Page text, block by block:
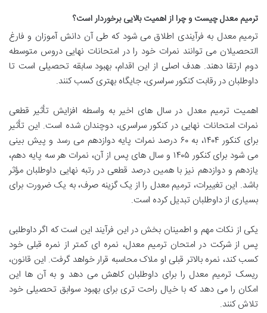
ترمیم معدل چیست و چرا از اهمیت بالایی برخوردار است؟
ترمیم معدل به فرآیندی اطلاق می شود که طی آن دانش آموزان و فارغ
التحصیلان می توانند نمرات خود را در امتحانات نهایی دروس متوسطه
دوم ارتقا دهند. هدف اصلی از این اقدام، بهبود سابقه تحصیلی است تا
داوطلبان در رقابت کنکور سراسری، جایگاه بهتری کسب کنند.
اهمیت ترمیم معدل در سال های اخیر به واسطه افزایش تأثیر قطعی
نمرات امتحانات نهایی در کنکور سراسری، دوچندان شده است. این تأثیر
برای کنکور ۱۴۰۴، به ۶۰ درصد نمرات پایه دوازدهم می رسد و پیش بینی
می شود برای کنکور ۱۴۰۵ و سال های پس از آن، نمرات هر سه پایه دهم،
یازدهم و دوازدهم نیز با همین درصد قطعی در رتبه نهایی داوطلبان مؤثر
باشد. این تغییرات، ترمیم معدل را از یک گزینه صرف، به یک ضرورت برای
بسیاری از داوطلبان تبدیل کرده است.
یکی از نکات مهم و اطمینان بخش در این فرآیند این است که اگر داوطلبی
پس از شرکت در امتحان ترمیم معدل، نمره ای کمتر از نمره قبلی خود
کسب کند، نمره بالاتر قبلی او ملاک محاسبه قرار خواهد گرفت. این قانون،
ریسک ترمیم معدل را برای داوطلبان کاهش می دهد و به آن ها این
امکان را می دهد که با خیال راحت تری برای بهبود سوابق تحصیلی خود
تلاش کنند.